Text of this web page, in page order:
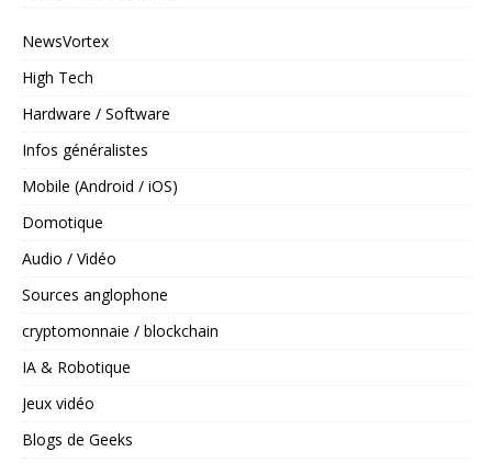
NewsVortex
High Tech
Hardware / Software
Infos généralistes
Mobile (Android / iOS)
Domotique
Audio / Vidéo
Sources anglophone
cryptomonnaie / blockchain
IA & Robotique
Jeux vidéo
Blogs de Geeks